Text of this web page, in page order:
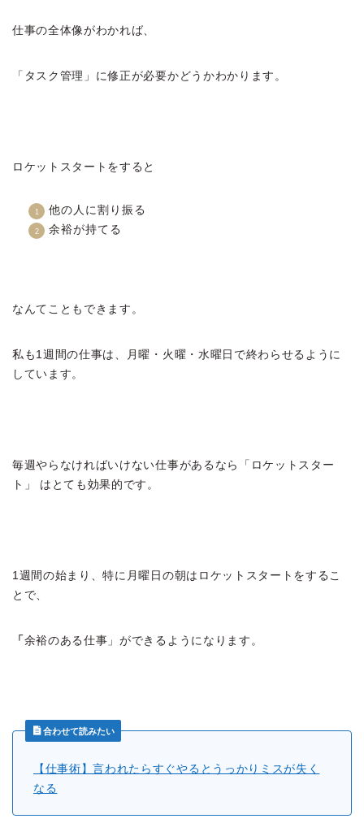
仕事の全体像がわかれば、
「タスク管理」に修正が必要かどうかわかります。
ロケットスタートをすると
他の人に割り振る
余裕が持てる
なんてこともできます。
私も1週間の仕事は、月曜・火曜・水曜日で終わらせるように
しています。
毎週やらなければいけない仕事があるなら「ロケットスター
ト」 はとても効果的です。
1週間の始まり、特に月曜日の朝はロケットスタートをするこ
とで、
「 余裕のある仕事」ができるようになります。
合わせて読みたい
【仕事術】言われたらすぐやるとうっかりミスが失く
なる